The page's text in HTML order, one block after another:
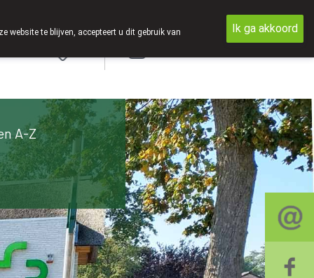
A-Z
website te blijven, accepteert u dit gebruik van Ik ga akkoord